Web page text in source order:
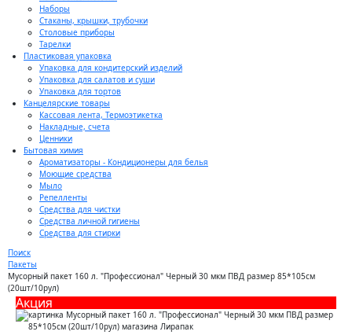
Наборы
Стаканы, крышки, трубочки
Столовые приборы
Тарелки
Пластиковая упаковка
Упаковка для кондитерский изделий
Упаковка для салатов и суши
Упаковка для тортов
Канцелярские товары
Кассовая лента, Термоэтикетка
Накладные, счета
Ценники
Бытовая химия
Ароматизаторы - Кондиционеры для белья
Моющие средства
Мыло
Репелленты
Средства для чистки
Средства личной гигиены
Средства для стирки
Поиск
Пакеты
Мусорный пакет 160 л. "Профессионал" Черный 30 мкм ПВД размер 85*105см
(20шт/10рул)
Акция